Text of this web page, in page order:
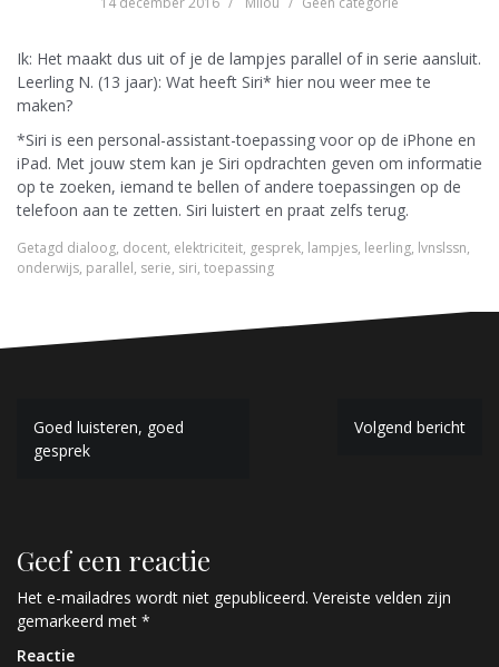
Ik: Het maakt dus uit of je de lampjes parallel of in serie aansluit.
Leerling N. (13 jaar): Wat heeft Siri* hier nou weer mee te
maken?
*Siri is een personal-assistant-toepassing voor op de iPhone en
iPad. Met jouw stem kan je Siri opdrachten geven om informatie
op te zoeken, iemand te bellen of andere toepassingen op de
telefoon aan te zetten. Siri luistert en praat zelfs terug.
Getagd dialoog, docent, elektriciteit, gesprek, lampjes, leerling, lvnslssn,
onderwijs, parallel, serie, siri, toepassing
B
i
c
h
Goed luisteren, goed
gesprek
Volgend bericht
Geef een reactie
Het e-mailadres wordt niet gepubliceerd. Vereiste velden zijn
gemarkeerd met *
Reactie